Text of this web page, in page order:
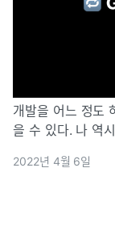
개발을 어느 정도
을 수 있다. 나 역
고 느껴 정리를
2022년 4월 6일